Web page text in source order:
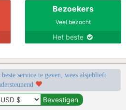
Bezoekers
Veel bezocht
Het beste
service te geven, wees alsjeblieft